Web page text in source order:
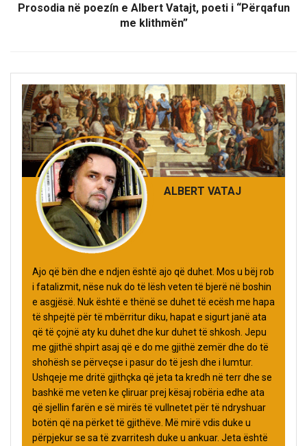
Prosodia në poezín e Albert Vatajt, poeti i “Përqafun
me klithmën”
ALBERT VATAJ
Ajo që bën dhe e ndjen është ajo që duhet. Mos u bëj rob
i fatalizmit, nëse nuk do të lësh veten të bjerë në boshin
e asgjësë. Nuk është e thënë se duhet të ecësh me hapa
të shpejtë për të mbërritur diku, hapat e sigurt janë ata
që të çojnë aty ku duhet dhe kur duhet të shkosh. Jepu
me gjithë shpirt asaj që e do me gjithë zemër dhe do të
shohësh se përveçse i pasur do të jesh dhe i lumtur.
Ushqeje me dritë gjithçka që jeta ta kredh në terr dhe se
bashkë me veten ke çliruar prej kësaj robëria edhe ata
që sjellin farën e së mirës të vullnetet për të ndryshuar
botën që na përket të gjithëve. Më mirë vdis duke u
përpjekur se sa të zvarritesh duke u ankuar. Jeta është